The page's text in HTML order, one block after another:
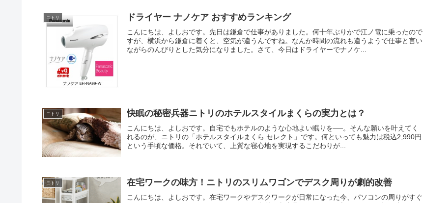
ニトリ ドライヤー ナノケア おすすめランキング
こんにちは、よしおです。先日は鎌倉で仕事がありました。何十年ぶりかで江ノ電に乗ったので
すが、横浜から鎌倉に着くと、空気が違うんですね。なんか時間の流れも違うようで仕事と言い
ながらのんびりとした気分になりました。さて、今日はドライヤーでナノケ...
ニトリ 快眠の秘密兵器ニトリのホテルスタイルまくらの実力とは？
こんにちは、よしおです。自宅でもホテルのような心地よい眠りを──。そんな願いを叶えてく
れるのが、ニトリの「ホテルスタイルまくら セレクト」です。何といっても魅力は税込2,990円
という手頃な価格。それでいて、上質な寝心地を実現するこだわりが...
ニトリ 在宅ワークの味方！ニトリのスリムワゴンでデスク周りが劇的改善
こんにちは、よしおです。在宅ワークやデスクワークが日常になった今、パソコンの周りがすぐ